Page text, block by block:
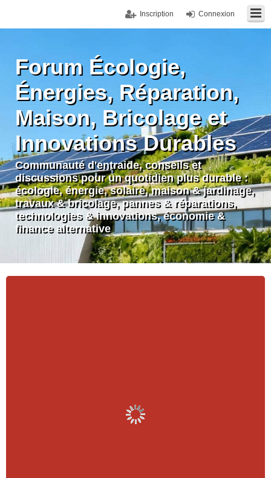
Connexion
Inscription
Forum Écologie,
Énergies, Réparation,
Maison, Bricolage et
Innovations Durables
Communauté d'entraide, conseils et
discussions pour un quotidien plus durable :
écologie, énergie, solaire, maison & jardinage,
travaux & bricolage, pannes & réparations,
technologies & innovations, économie &
finance alternative